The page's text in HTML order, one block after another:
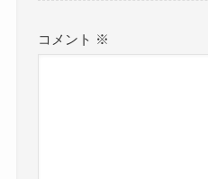
コメント ※